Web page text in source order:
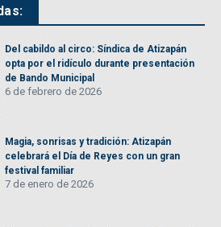
Del cabildo al circo: Síndica de Atizapán
opta por el ridículo durante presentación
de Bando Municipal
6 de febrero de 2026
Magia, sonrisas y tradición: Atizapán
celebrará el Día de Reyes con un gran
festival familiar
7 de enero de 2026